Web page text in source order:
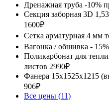
Дренажная труба -10%
Секция заборная 3D
1600₽
Сетка арматурная 4 мм
Вагонка / обшивка -
Поликарбонат для
листов 2990₽
Фанера 15х1525х1215
906₽
Все цены (11)